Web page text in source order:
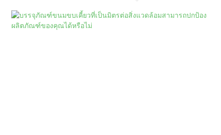
บรรจุภัณฑ์ขนมขบเคี้ยวที่เป็นมิตรต่อ
สิ่งแวดล้อม